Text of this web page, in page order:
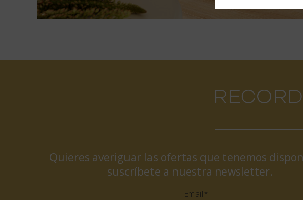
Quieres averiguar las ofertas que tenemos
suscríbete a nuestra newsletter.
Email*